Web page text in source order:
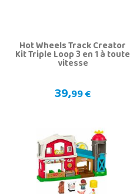
Hot Wheels Track Creator
Kit Triple Loop 3 en 1 à toute
vitesse
39,99 €